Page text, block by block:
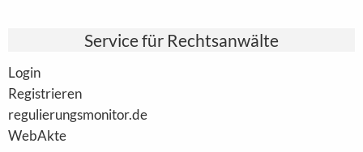
Service für Rechtsanwälte
Login
Registrieren
regulierungsmonitor.de
WebAkte